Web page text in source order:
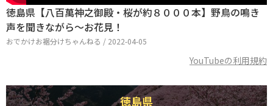
徳島県【八百萬神之御殿・桜が約８０００本】野鳥の鳴き
声を聞きながら～お花見！
おでかけお裾分けちゃんねる / 2022-04-05
YouTubeの利用規約
徳島県